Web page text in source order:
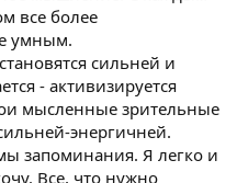
все более
умным.
сильней и
- активизируется
мысленные зрительные
энергичней.
запоминания. Я легко и
Все, что нужно